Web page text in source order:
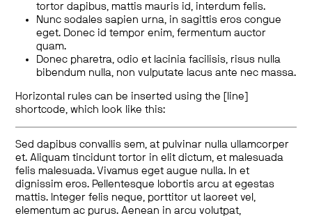
tortor dapibus, mattis mauris id, interdum felis.
Nunc sodales sapien urna, in sagittis eros congue
eget. Donec id tempor enim, fermentum auctor
quam.
Donec pharetra, odio et lacinia facilisis, risus nulla
bibendum nulla, non vulputate lacus ante nec massa.
Horizontal rules can be inserted using the [line]
shortcode, which look like this:
Sed dapibus convallis sem, at pulvinar nulla ullamcorper
et. Aliquam tincidunt tortor in elit dictum, et malesuada
felis malesuada. Vivamus eget augue nulla. In et
dignissim eros. Pellentesque lobortis arcu at egestas
mattis. Integer felis neque, porttitor ut laoreet vel,
elementum ac purus. Aenean in arcu volutpat,